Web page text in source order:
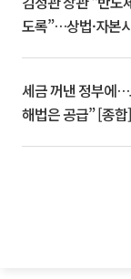
도록”…상법·자본
세금 꺼낸 정부에
해법은 공급” [종합]